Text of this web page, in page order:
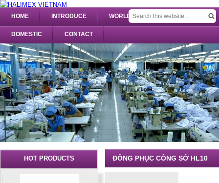
HOME INTRODUCE WORLDWIDE UNIFORM
DOMESTIC CONTACT
ĐỒNG PHỤC CÔNG SỞ HL10
HOT PRODUCTS